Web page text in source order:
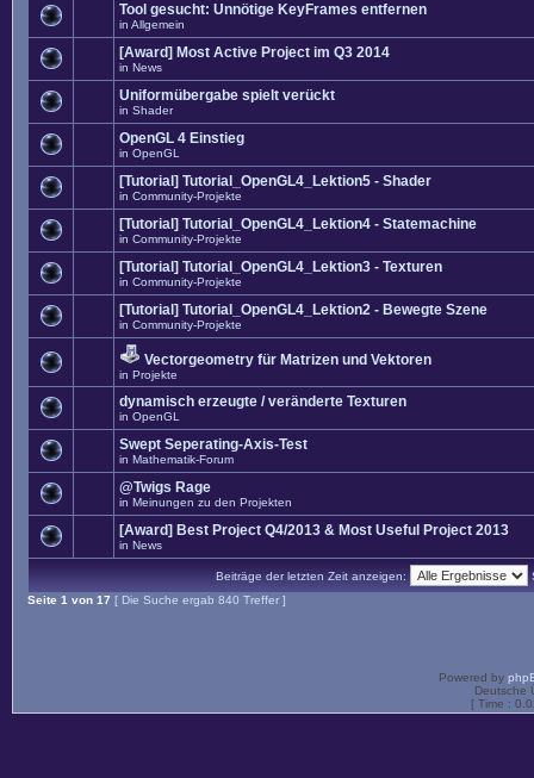
Tool gesucht: Unnötige KeyFrames entfernen
in Allgemein
[Award] Most Active Project im Q3 2014
in News
Uniformübergabe spielt verückt
in Shader
OpenGL 4 Einstieg
in OpenGL
[Tutorial] Tutorial_OpenGL4_Lektion5 - Shader
in Community-Projekte
[Tutorial] Tutorial_OpenGL4_Lektion4 - Statemachine
in Community-Projekte
[Tutorial] Tutorial_OpenGL4_Lektion3 - Texturen
in Community-Projekte
[Tutorial] Tutorial_OpenGL4_Lektion2 - Bewegte Szene
in Community-Projekte
Vectorgeometry für Matrizen und Vektoren
in Projekte
dynamisch erzeugte / veränderte Texturen
in OpenGL
Swept Seperating-Axis-Test
in Mathematik-Forum
@Twigs Rage
in Meinungen zu den Projekten
[Award] Best Project Q4/2013 & Most Useful Project 2013
in News
Beiträge der letzten Zeit anzeigen:
Seite 1 von 17 [ Die Suche ergab 840 Treffer ]
Powered by
Deutsche
[ Time :